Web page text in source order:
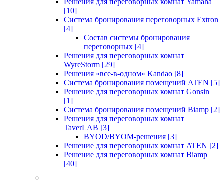
Решения для переговорных комнат Yamaha
[10]
Система бронирования переговорных Extron
[4]
Состав системы бронирования
переговорных [4]
Решения для переговорных комнат
WyreStorm [29]
Решения «все-в-одном» Kandao [8]
Система бронирования помещений ATEN [5]
Решение для переговорных комнат Gonsin
[1]
Система бронирования помещений Biamp [2]
Решения для переговорных комнат
TaverLAB [3]
BYOD/BYOM-решения [3]
Решение для переговорных комнат ATEN [2]
Решение для переговорных комнат Biamp
[40]